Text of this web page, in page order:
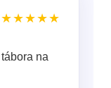
★★★★★
na